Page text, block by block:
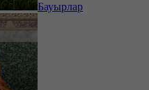
Бауырлар